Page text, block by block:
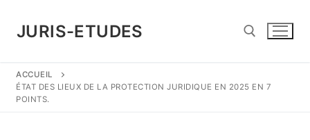
contenu
JURIS-ETUDES
Rechercher :
ACCUEIL
ÉTAT DES LIEUX DE LA PROTECTION JURIDIQUE EN 2025 EN 7
POINTS.